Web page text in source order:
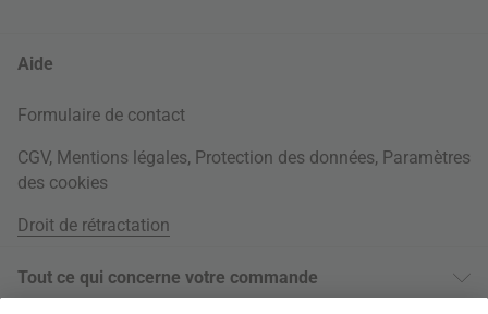
Aide
Formulaire de contact
CGV, Mentions légales, Protection des données, Paramètres
des cookies
Droit de rétractation
Tout ce qui concerne votre commande